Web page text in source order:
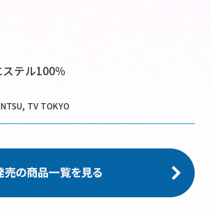
テル100％
TV TOKYO